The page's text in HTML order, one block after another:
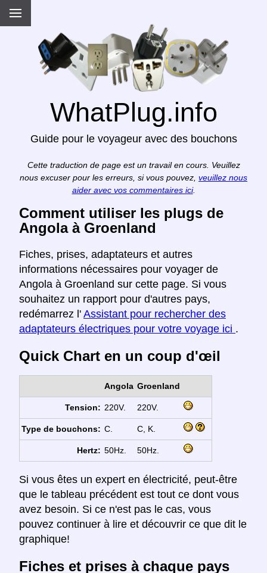
WhatPlug.info
Guide pour le voyageur avec des bouchons
Cette traduction de page est un travail en cours. Veuillez
nous excuser pour les erreurs, si vous pouvez, veuillez nous
aider avec vos commentaires ici.
Comment utiliser les plugs de
Angola à Groenland
Fiches, prises, adaptateurs et autres
informations nécessaires pour voyager de
Angola à Groenland sur cette page. Si vous
souhaitez un rapport pour d'autres pays,
redémarrez l' Assistant pour rechercher des
adaptateurs électriques pour votre voyage ici .
Quick Chart en un coup d'œil
Angola Groenland
Tension: 220V. 220V.
Type de bouchons: C. C, K.
Hertz: 50Hz. 50Hz.
Si vous êtes un expert en électricité, peut-être
que le tableau précédent est tout ce dont vous
avez besoin. Si ce n'est pas le cas, vous
pouvez continuer à lire et découvrir ce que dit le
graphique!
Fiches et prises à chaque pays